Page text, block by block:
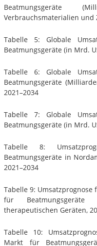
Beatmungsgeräte
Verbrauchsmaterialien und
Tabelle 5: Globale
Beatmungsgeräte (in Mrd.
Tabelle 6: Globale
Beatmungsgeräte
2021–2034
Tabelle 7: Globale
Beatmungsgeräte (in Mrd.
Tabelle 8:
Beatmungsgeräte in
2021–2034
Tabelle 9:
für Beatmungsgeräte
therapeutischen Geräten,
Tabelle 10:
Markt für